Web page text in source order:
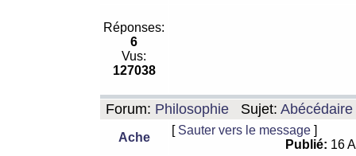
Réponses:
6
Vus:
127038
Forum: Philosophie Sujet: Abécédaire
Ache
[ Sauter vers le message ]
Publié: 16